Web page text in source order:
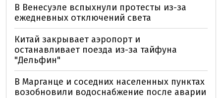
В Венесуэле вспыхнули протесты из-за
ежедневных отключений света
Китай закрывает аэропорт и
останавливает поезда из-за тайфуна
"Дельфин"
В Марганце и соседних населенных пунктах
возобновили водоснабжение после аварии